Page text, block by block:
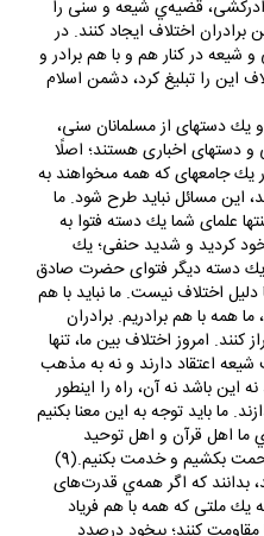
قضيه‌ي شيعه و سنى را
اختلاف ايجاد كنند. در
در كنار هم و با هم برادر و
را تبليغ كرد، دشمن اسلام
يك دسته‏اى از مسلمانان سنى،
دسته‏اى اخبارى هستند؛ اصلًا
يك جامعه‏اى كه همه مى‏خواهند به
اين مسائل نبايد طرح شود. ما
علماى شما يك دسته فتوا به
خود كرديد و شديد حنفى؛ يك
دسته ديگر فتواى حضرت صادق
دليل اختلاف نيست. ما نبايد با هم
همه با هم برادريم. برادران
كنند. امروز اختلاف بين ما، تنها
اعتقاد دارند و نه به مذهب
اين باشد نه آن، راه را اينطور
ما بايد توجه به اين معنا بكنيم
اهل قرآن و اهل توحيد
بكشيم و خدمت بكنيم.(9)
بدانند كه اگر همه‌ي قدرت‌هاى
يك ملتى كه همه با هم فرياد